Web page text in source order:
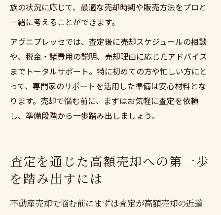
族の状況に応じて、最適な売却時期や販売方法をプロと
一緒に考えることができます。
アヴニプレッセでは、査定後に売却スケジュールの相談
や、税金・諸費用の説明、売却理由に応じたアドバイス
までトータルサポート。特に初めての方や忙しい方にと
って、専門家のサポートを活用した準備は安心材料とな
ります。売却で悩む前に、まずはお気軽に査定を依頼
し、準備段階から一歩踏み出しましょう。
査定を通じた高額売却への第一歩
を踏み出すには
不動産売却で悩む前にまずは査定が高額売却の近道